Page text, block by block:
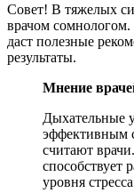
Совет! В тяжелых
врачом сомнологом.
даст полезные
результаты.
Мнение
Дыхательные
эффективным
считают
способствует
уровня